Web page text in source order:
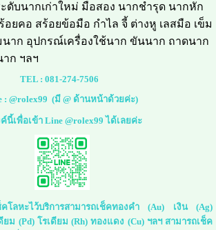
ดับนากเก่าใหม่ มือสอง นากชำรุด นากหัก
ยคอ สร้อยข้อมือ กำไล จี้ ต่างหู เลสมือ เข็ม
นาก อุปกรณ์เครื่องใช้นาก ขันนาก ถาดนาก
ก ฯลฯ
TEL : 081-274-7506
:@rolex99 (มี @ ด้านหน้าด้วยค่ะ)
นี้เพื่อเข้า Line @rolex99 ได้เลยค่ะ
คโลหะไว้บริการสามารถเช็คทองคำ (Au) เงิน (Ag)
ม (Pd) โรเดียม (Rh) ทองแดง (Cu) ฯลฯ สามารถเช็ค